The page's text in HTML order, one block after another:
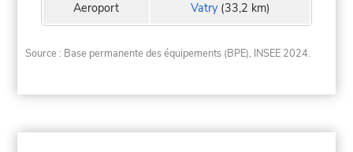
Aeroport Vatry(33,2 km)
Source : Base permanente des équipements (BPE), INSEE 2024.